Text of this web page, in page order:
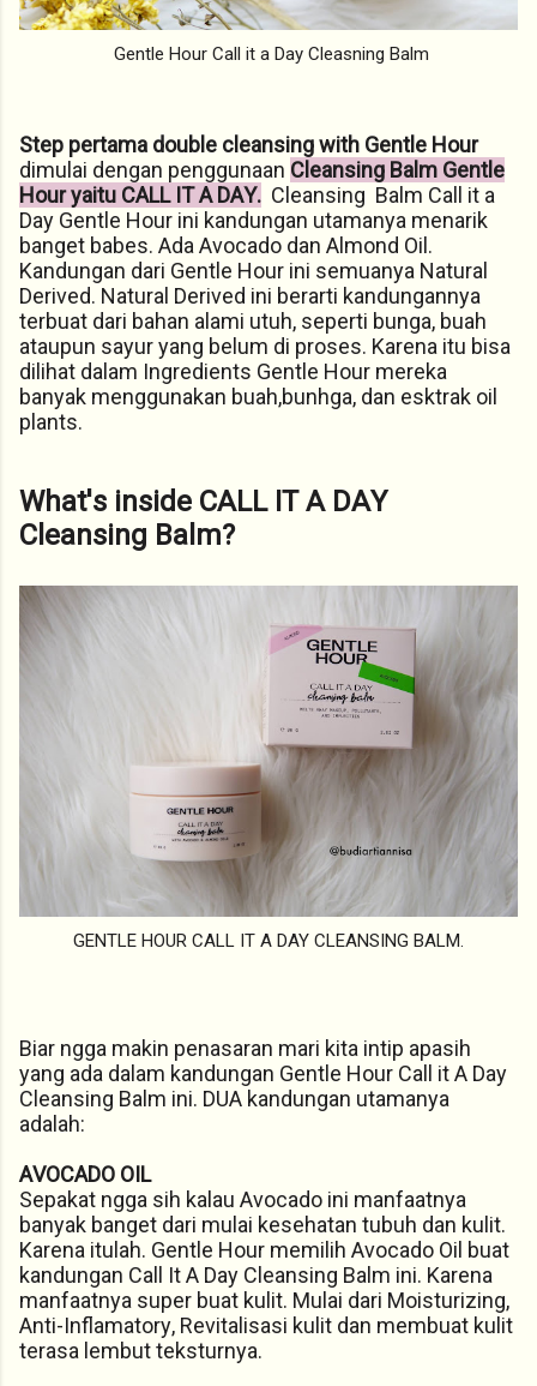
Gentle Hour Call it a Day Cleasning Balm
Step pertama double cleansingwith Gentle Hour
dimulai dengan penggunaan Cleansing Balm Gentle
Hour yaitu CALL IT A DAY. Cleansing Balm Call it a
Day Gentle Hour ini kandungan utamanya menarik
banget babes. Ada Avocado dan Almond Oil.
Kandungan dari Gentle Hour ini semuanya Natural
Derived. Natural Derived ini berarti kandungannya
terbuat dari bahan alami utuh, seperti bunga, buah
ataupun sayur yang belum di proses. Karena itu bisa
dilihat dalam Ingredients Gentle Hour mereka
banyak menggunakan buah,bunhga, dan esktrak oil
plants.
What's inside CALL IT A DAY
Cleansing Balm?
GENTLE HOUR CALL IT A DAY CLEANSING BALM.
Biar ngga makin penasaran mari kita intip apasih
yang ada dalam kandungan Gentle Hour Call it A Day
Cleansing Balm ini. DUA kandungan utamanya
adalah:
AVOCADO OIL
Sepakat ngga sih kalau Avocado ini manfaatnya
banyak banget dari mulai kesehatan tubuh dan kulit.
Karena itulah. Gentle Hour memilih Avocado Oil buat
kandungan Call It A Day Cleansing Balm ini. Karena
manfaatnya super buat kulit. Mulai dari Moisturizing,
Anti-Inflamatory, Revitalisasi kulit dan membuat kulit
terasa lembut teksturnya.